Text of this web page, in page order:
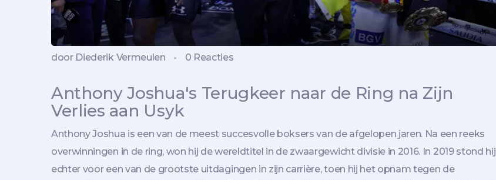
door Diederik Vermeulen - 0 Reacties
Anthony Joshua's Terugkeer naar de Ring na Zijn
Verlies aan Usyk
Anthony Joshua is een van de meest succesvolle boksers van de afgelopen jaren. Na een reeks
overwinningen in de ring, won hij de wereldtitel in de zwaargewicht divisie in 2016. In 2019 stond hij
echter voor een van de grootste uitdagingen in zijn carrière, toen hij het opnam tegen de